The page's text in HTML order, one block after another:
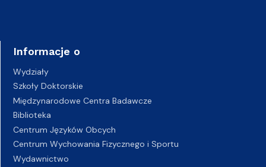
Informacje o
Wydziały
Szkoły Doktorskie
Międzynarodowe Centra Badawcze
Biblioteka
Centrum Języków Obcych
Centrum Wychowania Fizycznego i Sportu
Wydawnictwo